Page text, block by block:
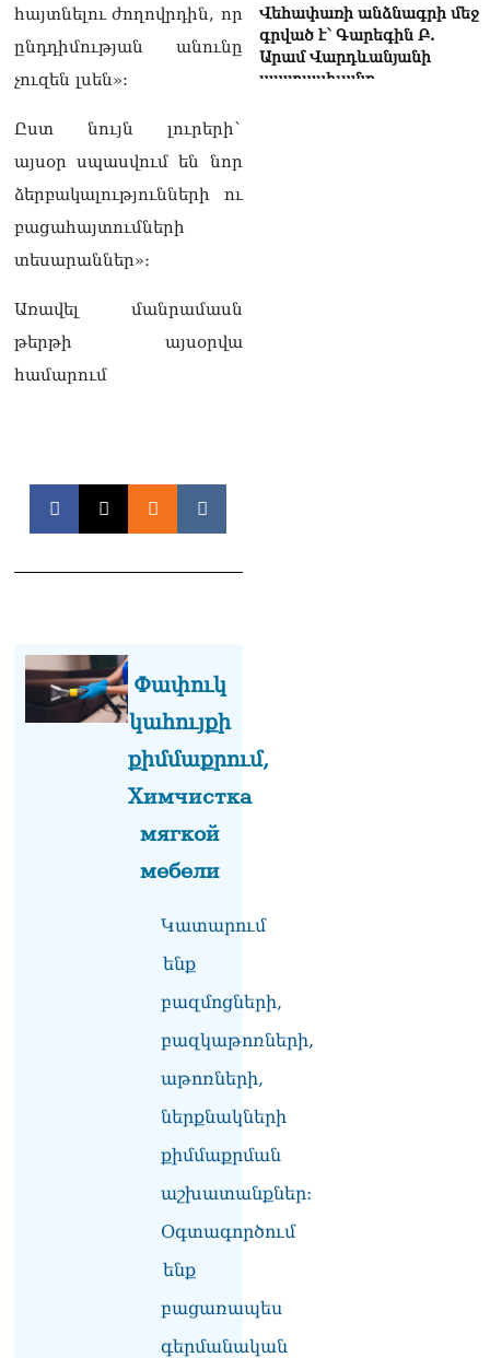
հայտնելու ժողովրդին, որ
ընդդիմության անունը
չուզեն լսեն»:
Ըստ նույն լուրերի`
այսօր սպասվում են նոր
ձերբակալությունների ու
բացահայտումների
տեսարաններ»։
Առավել մանրամասն
թերթի այսօրվա
համարում
Փափուկ
կահույքի
քիմմաքրում,
Химчистка
мягкой
мебели
Կատարում
ենք
բազմոցների,
բազկաթոռների,
աթոռների,
ներքնակների
քիմմաքրման
աշխատանքներ:
Օգտագործում
ենք
բացառապես
գերմանական
Վեհափառի անձնագրի մեջ
գրված է՝ Գարեգին Բ.
Արամ Վարդևանյանի
պատասխանը
պաշտպանության գործը․
Մարիաննա
ո՞նց դարձավ 29 743 քկմ
ՏԵՍԱՆՅՈւԹ․ «Մենք մեր
խոսքը դեռ կասենք»․
Դավիթ Իշխանյան
06.08.2026
մեկ՝ դատարանը ո՞նց
կարող է միջամտել
Եկեղեցու գործին, մի հատ
էլ ասում են՝ չի կատարվում
վճիռը
06.08.2026
պայթյուն է տեղի ունեցել.
կան վիրավորներ